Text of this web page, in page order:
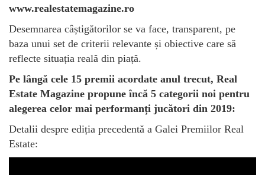
www.realestatemagazine.ro
Desemnarea câștigătorilor se va face, transparent, pe
baza unui set de criterii relevante și obiective care să
reflecte situația reală din piață.
Pe lângă cele 15 premii acordate anul trecut, Real
Estate Magazine propune încă 5 categorii noi pentru
alegerea celor mai performanți jucători din 2019:
Detalii despre ediția precedentă a Galei Premiilor Real
Estate: